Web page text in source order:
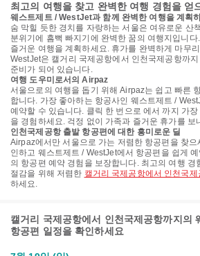
최고의 여행을 찾고 완벽한 여행 경험을 얻
웨스트제트 / WestJet과 함께 완벽한 여행을 계획
숨 막힐 듯한 경치를 자랑하는 서울은 여유로운 산
분위기에 흠뻑 빠지기에 완벽한 꿈의 여행지입니
즐거운 여행을 계획하세요. 휴가를 완벽하게 마무
WestJet은 캘거리 국제공항에서 인천국제공항까
준비가 되어 있습니다.
여행 도우미로서의 Airpaz
서울으로의 여행을 돕기 위해 Airpaz는 쉽고 빠른
합니다. 가장 좋아하는 항공사인 웨스트제트 /
예약할 수 있습니다. 클릭 한 번으로 에서 까지 가
을 경험하세요. 걱정 없이 가족과 즐거운 휴가를 보
인천국제공항 출발 항공편에 대한 흥미로운 딜
Airpaz에서만 서울으로 가는 저렴한 항공편을 찾
인하고 웨스트제트 / WestJet에서 항공편을 쉽게
의 항공편 예약 경험을 보장합니다. 최고의 여행 경
절감을 위해 저렴한 캘거리 국제공항에서 인천국
하세요.
캘거리 국제공항에서 인천국제공항까지의
항공편 일정을 확인하세요